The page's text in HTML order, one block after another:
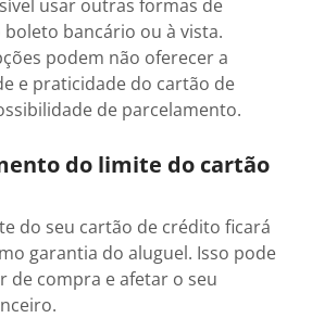
usar outras formas de
bancário ou à vista.
podem não oferecer a
e praticidade do cartão de
de parcelamento.
do limite do cartão
do seu cartão de crédito ficará
garantia do aluguel. Isso pode
de compra e afetar o seu